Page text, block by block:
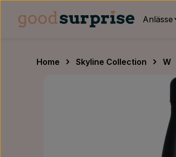
Hauptinhalt springen
Zur Hauptnavigation springen
Anlässe
Home Skyline Collection W